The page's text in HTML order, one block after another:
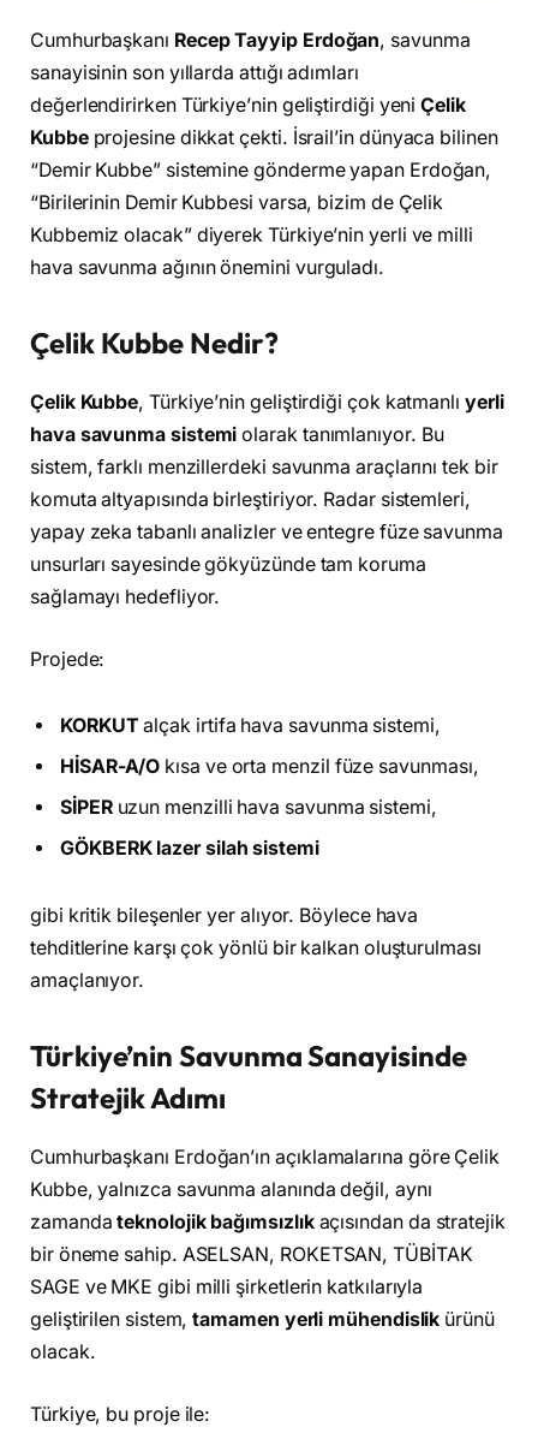
Cumhurbaşkanı Recep Tayyip Erdoğan, savunma
sanayisinin son yıllarda attığı adımları
değerlendirirken Türkiye’nin geliştirdiği yeniÇelik
Kubbeprojesine dikkat çekti. İsrail’in dünyaca bilinen
“Demir Kubbe” sistemine gönderme yapan Erdoğan,
“Birilerinin Demir Kubbesi varsa, bizim de Çelik
Kubbemiz olacak” diyerek Türkiye’nin yerli ve milli
hava savunma ağının önemini vurguladı.
Çelik Kubbe Nedir?
Çelik Kubbe, Türkiye’nin geliştirdiği çok katmanlı yerli
hava savunma sistemi olarak tanımlanıyor. Bu
sistem, farklı menzillerdeki savunma araçlarını tek bir
komuta altyapısında birleştiriyor. Radar sistemleri,
yapay zeka tabanlı analizler ve entegre füze savunma
unsurları sayesinde gökyüzünde tam koruma
sağlamayı hedefliyor.
Projede:
KORKUT alçak irtifa hava savunma sistemi,
HİSAR-A/O kısa ve orta menzil füze savunması,
SİPERuzun menzilli hava savunma sistemi,
GÖKBERK lazer silah sistemi
gibi kritik bileşenler yer alıyor. Böylece hava
tehditlerine karşı çok yönlü bir kalkan oluşturulması
amaçlanıyor.
Türkiye’nin Savunma Sanayisinde
Stratejik Adımı
Cumhurbaşkanı Erdoğan’ın açıklamalarına göre Çelik
Kubbe, yalnızca savunma alanında değil, aynı
zamandateknolojik bağımsızlıkaçısından da stratejik
bir öneme sahip. ASELSAN, ROKETSAN, TÜBİTAK
SAGE ve MKE gibi milli şirketlerin katkılarıyla
geliştirilen sistem,tamamen yerli mühendislik ürünü
olacak.
Türkiye, bu proje ile: